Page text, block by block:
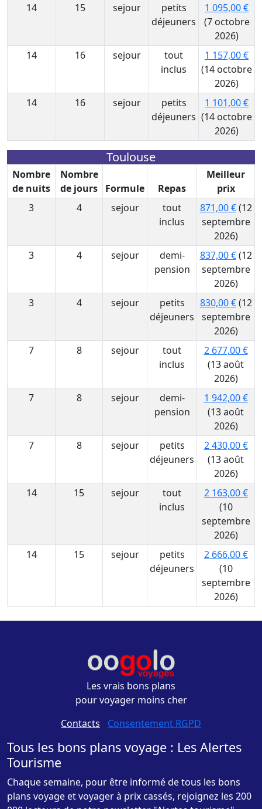
14
15 sejour
petits
déjeuners
1 095,00 €
(7 octobre
2026)
14
16 sejour
tout
inclus
1 157,00 €
(14 octobre
2026)
14
16 sejour
petits
déjeuners
1 101,00 €
(14 octobre
2026)
Toulouse
Nombre
de nuits
Nombre
de jours
Formule Repas
Meilleur
prix
3
4 sejour
tout
inclus
871,00 €(12
septembre
2026)
3
4 sejour
demi-
pension
837,00 €(12
septembre
2026)
3
4 sejour
petits
déjeuners
830,00 €(12
septembre
2026)
7
8 sejour
tout
inclus
2 677,00 €
(13 août
2026)
7
8 sejour
demi-
pension
1 942,00 €
(13 août
2026)
7
8 sejour
petits
déjeuners
2 430,00 €
(13 août
2026)
14
15 sejour
tout
inclus
2 163,00 €
(10
septembre
2026)
14
15 sejour
petits
déjeuners
2 666,00 €
(10
septembre
2026)
Les vrais bons plans
pour voyager moins cher
Contacts - Consentement RGPD
Tous les bons plans voyage : Les Alertes
Tourisme
Chaque semaine, pour être informé de tous les bons
plans voyage et voyager à prix cassés, rejoignez les 200